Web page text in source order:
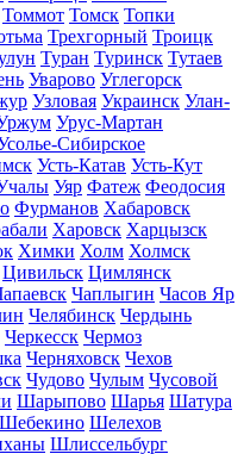
Томмот Томск Топки
Трехгорный Троицк
Туран Туринск Тутаев
Уварово Углегорск
Узловая Украинск Улан-
Урус-Мартан
Сибирское
Усть-Катав Усть-Кут
Уяр Фатеж Феодосия
Фурманов Хабаровск
Харовск Харцызск
Химки Холм Холмск
Цивильск Цимлянск
Чаплыгин Часов Яр
Челябинск Чердынь
Черкесск Чермоз
Черняховск Чехов
Чудово Чулым Чусовой
Шарыпово Шарья Шатура
Шебекино Шелехов
Шлиссельбург